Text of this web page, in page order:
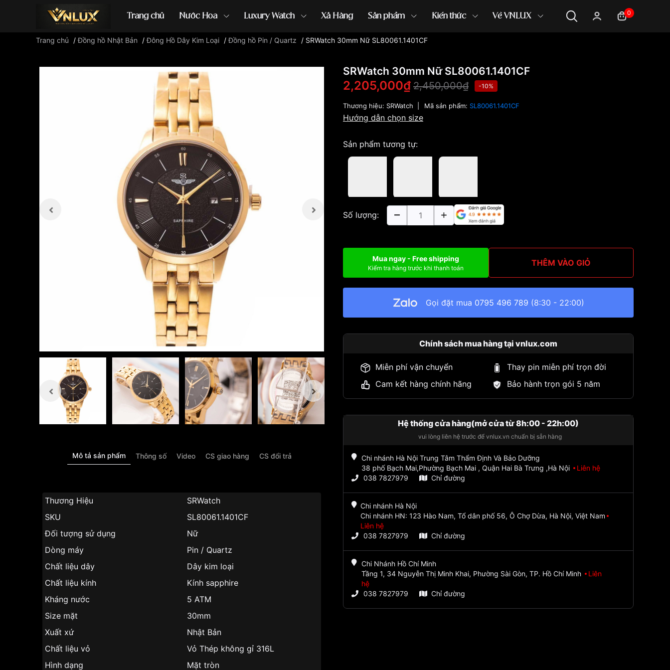
Trang chủ Nước Hoa Luxury Watch Xả Hàng Sản phẩm Kiến thức Về VNLUX 0
Đồng hồ casio đồng hồ G-Shock đồng hồ Orient ...
Trang chủ /Đồng hồ Nhật Bản /Đông Hồ Dây Kim Loại /Đồng hồ Pin / Quartz / SRWatch 30mm Nữ SL80061.1401CF
Mô tả sản phẩm Thông số Video CS giao hàng CS đổi trả
Thương Hiệu
SRWatch
SKU
SL80061.1401CF
Đối tượng sử dụng
Nữ
Dòng máy
Pin / Quartz
Chất liệu dây
Dây kim loại
Chất liệu kính
Kính sapphire
Kháng nước
5 ATM
Size mặt
30mm
Xuất xứ
Nhật Bản
Chất liệu vỏ
Vỏ Thép không gỉ 316L
Hình dạng
Mặt tròn
SRWatch 30mm Nữ SL80061.1401CF
2,205,000₫ 2,450,000₫ -10%
Thương hiệu: SRWatch Mã sản phẩm: SL80061.1401CF
Hướng dẫn chọn size
Sản phẩm tương tự:
Số lượng:
Mua ngay - Free shipping
Kiểm tra hàng trước khi thanh toán THÊM VÀO GIỎ
Gọi đặt mua 0795 496 789 (8:30 - 22:00)
Chính sách mua hàng tại vnlux.com
Miễn phí vận chuyển
Thay pin miễn phí trọn đời
Cam kết hàng chính hãng
Bảo hành trọn gói 5 năm
Hệ thống cửa hàng(mở cửa từ 8h:00 - 22h:00)
vui lòng liên hệ trước để vnlux.vn chuẩn bị sẵn hàng
Chi nhánh Hà Nội Trung Tâm Thẩm Định Và Bảo Dưỡng
38 phố Bạch Mai,Phường Bạch Mai , Quận Hai Bà Trưng ,Hà Nội
Liên hệ
038 7827979
Chỉ đường
Chi nhánh Hà Nội
Chi nhánh HN: 123 Hào Nam, Tổ dân phố 56, Ô Chợ Dừa, Hà Nội, Việt Nam
Liên hệ
038 7827979
Chỉ đường
Chi Nhánh Hồ Chí Minh
Tầng 1, 34 Nguyễn Thị Minh Khai, Phường Sài Gòn, TP. Hồ Chí Minh
Liên
hệ
038 7827979
Chỉ đường